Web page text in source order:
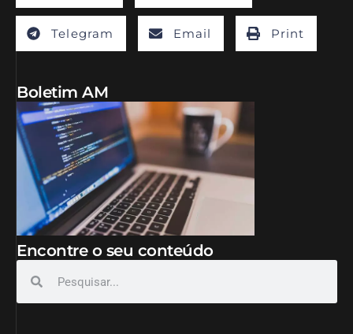
Telegram Email Print
Boletim AM
Encontre o seu conteúdo